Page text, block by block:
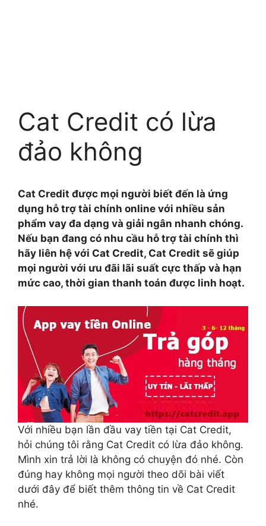
Cat Credit có lừa
đảo không
Cat Credit được mọi người biết đến là ứng
dụng hỗ trợ tài chính online với nhiều sản
phẩm vay đa dạng và giải ngân nhanh chóng.
Nếu bạn đang có nhu cầu hỗ trợ tài chính thì
hãy liên hệ với Cat Credit, Cat Credit sẽ giúp
mọi người với ưu đãi lãi suất cực thấp và hạn
mức cao, thời gian thanh toán được linh hoạt.
Với nhiều bạn lần đầu vay tiền tại Cat Credit,
hỏi chúng tôi rằng Cat Credit có lừa đảo không.
Mình xin trả lời là không có chuyện đó nhé. Còn
đúng hay không mọi người theo dõi bài viết
dưới đây để biết thêm thông tin về Cat Credit
nhé.